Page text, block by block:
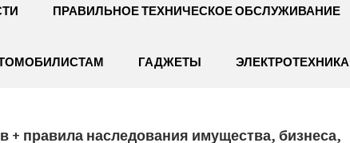
ПРАВИЛЬНОЕ ТЕХНИЧЕСКОЕ ОБСЛУЖИВАНИЕ
ГАДЖЕТЫ ЭЛЕКТРОТЕХНИКА
+ правила наследования имущества, бизнеса,